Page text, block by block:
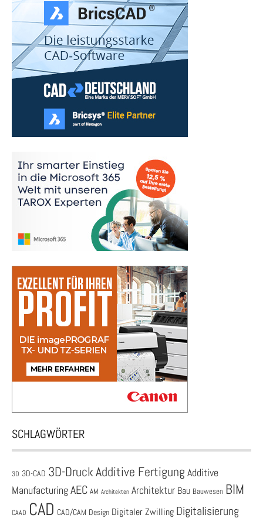
SCHLAGWÖRTER
3D 3D-CAD 3D-DruckAdditive Fertigung Additive
ManufacturingAEC AM Architekten Architektur Bau Bauwesen BIM
CAAD CAD CAD/CAM Design Digitaler Zwilling Digitalisierung